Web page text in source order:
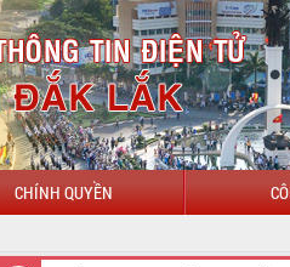
CHÍNH QUYỀN